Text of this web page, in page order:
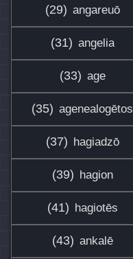
(29) angareuō
(31) angelia
(33) age
(35) agenealogētos
(37) hagiadzō
(39) hagion
(41) hagiotēs
(43) ankalē